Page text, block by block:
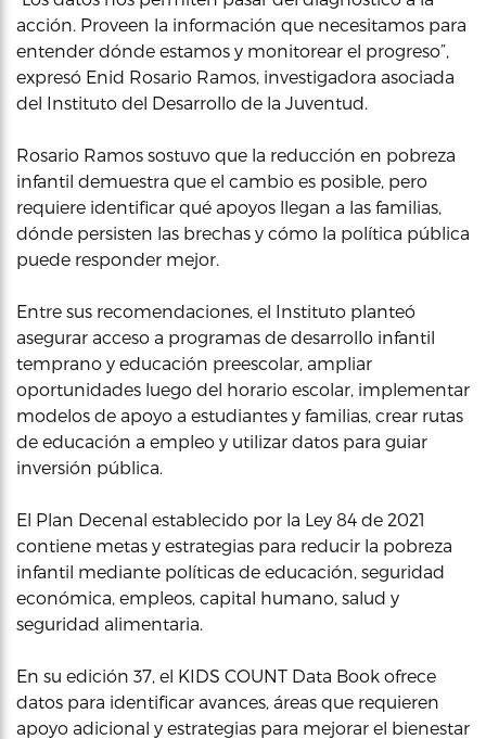
acción. Proveen la información que necesitamos para
entender dónde estamos y monitorear el progreso”,
expresó Enid Rosario Ramos, investigadora asociada
del Instituto del Desarrollo de la Juventud.
Rosario Ramos sostuvo que la reducción en pobreza
infantil demuestra que el cambio es posible, pero
requiere identificar qué apoyos llegan a las familias,
dónde persisten las brechas y cómo la política pública
puede responder mejor.
Entre sus recomendaciones, el Instituto planteó
asegurar acceso a programas de desarrollo infantil
temprano y educación preescolar, ampliar
oportunidades luego del horario escolar, implementar
modelos de apoyo a estudiantes y familias, crear rutas
de educación a empleo y utilizar datos para guiar
inversión pública.
El Plan Decenal establecido por la Ley 84 de 2021
contiene metas y estrategias para reducir la pobreza
infantil mediante políticas de educación, seguridad
económica, empleos, capital humano, salud y
seguridad alimentaria.
En su edición 37, el KIDS COUNT Data Book ofrece
datos para identificar avances, áreas que requieren
apoyo adicional y estrategias para mejorar el bienestar